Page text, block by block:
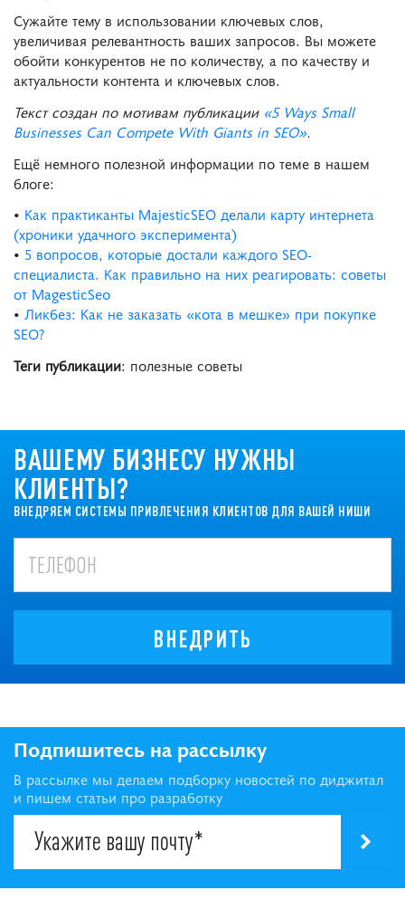
Сужайте тему в использовании ключевых слов,
увеличивая релевантность ваших запросов. Вы можете
обойти конкурентов не по количеству, а по качеству и
актуальности контента и ключевых слов.
Текст создан по мотивам публикации «5 Ways Small
Businesses Can Compete With Giants in SEO».
Ещё немного полезной информации по теме в нашем
блоге:
• Как практиканты MajesticSEO делали карту интернета
(хроники удачного эксперимента)
• 5 вопросов, которые достали каждого SEO-
специалиста. Как правильно на них реагировать: советы
от MagesticSeo
• Ликбез: Как не заказать «кота в мешке» при покупке
SEO?
Теги публикации: полезные советы
ВАШЕМУ БИЗНЕСУ НУЖНЫ
КЛИЕНТЫ?
ВНЕДРЯЕМ СИСТЕМЫ ПРИВЛЕЧЕНИЯ КЛИЕНТОВ ДЛЯ ВАШЕЙ НИШИ
ВНЕДРИТЬ
Подпишитесь на рассылку
В рассылке мы делаем подборку новостей по диджитал
и пишем статьи про разработку